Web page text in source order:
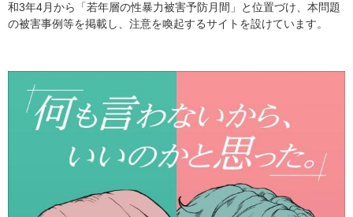
和3年4月から「若年層の性暴力被害予防月間」と位置づけ、本問題
の被害事例等を掲載し、注意を喚起するサイトを設けています。